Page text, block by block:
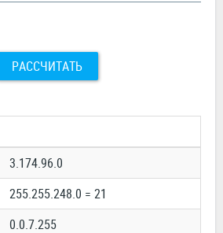
РАССЧИТАТЬ
3.174.96.0
255.255.248.0 = 21
0.0.7.255